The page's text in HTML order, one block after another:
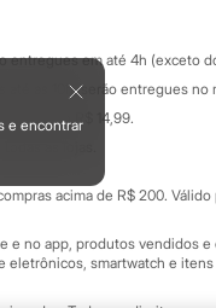
e encontrar
entregues em até 4h (exceto
até as 10h, serão entregues
rápida é R$ 14,99.
as lojas.
acima de R$ 200.
e no app, produtos vendidos
eletrônicos, smartwatch e